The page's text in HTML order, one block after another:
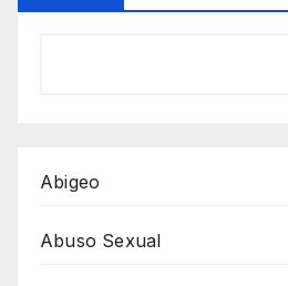
Abigeo
Abuso Sexual